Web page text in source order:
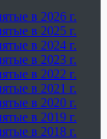
в 2026 г.
в 2025 г.
в 2024 г.
в 2023 г.
в 2022 г.
в 2021 г.
в 2020 г.
в 2019 г.
в 2018 г.